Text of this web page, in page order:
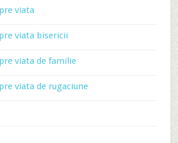
viata
viata bisericii
viata de familie
viata de rugaciune